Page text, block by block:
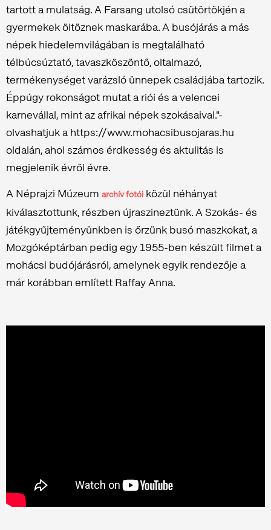
tartott a mulatság. A Farsang utolsó csütörtökjén a
gyermekek öltöznek maskarába. A busójárás a más
népek hiedelemvilágában is megtalálható
télbúcsúztató, tavaszköszöntő, oltalmazó,
termékenységet varázsló ünnepek családjába tartozik.
Éppúgy rokonságot mutat a riói és a velencei
karnevállal, mint az afrikai népek szokásaival."-
olvashatjuk a https://www.mohacsibusojaras.hu
oldalán, ahol számos érdkesség és aktulitás is
megjelenik évről évre.
A Néprajzi Múzeum archív fotói közül néhányat
kiválasztottunk, részben újraszineztünk. A Szokás- és
játékgyűjteményünkben is őrzünk busó maszkokat, a
Mozgóképtárban pedig egy 1955-ben készült filmet a
mohácsi budójárásról, amelynek egyik rendezője a
már korábban említett Raffay Anna.